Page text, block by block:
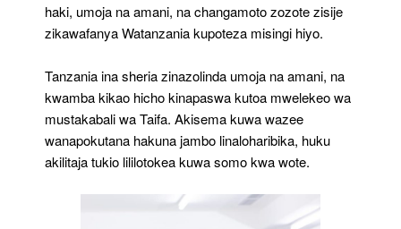
haki, umoja na amani, na changamoto zozote zisije
zikawafanya Watanzania kupoteza misingi hiyo.
Tanzania ina sheria zinazolinda umoja na amani, na
kwamba kikao hicho kinapaswa kutoa mwelekeo wa
mustakabali wa Taifa. Akisema kuwa wazee
wanapokutana hakuna jambo linaloharibika, huku
akilitaja tukio lililotokea kuwa somo kwa wote.